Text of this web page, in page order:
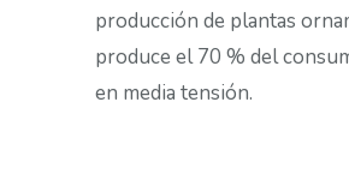
producción de plantas
produce el 70 % del
en media tensión.